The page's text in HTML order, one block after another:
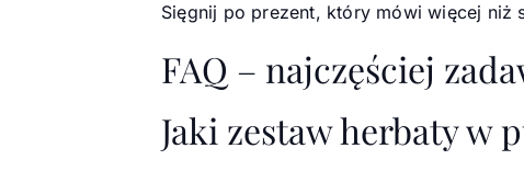
Sięgnij po prezent, który mówi więcej niż
FAQ – najczęściej
Jaki zestaw herbaty w